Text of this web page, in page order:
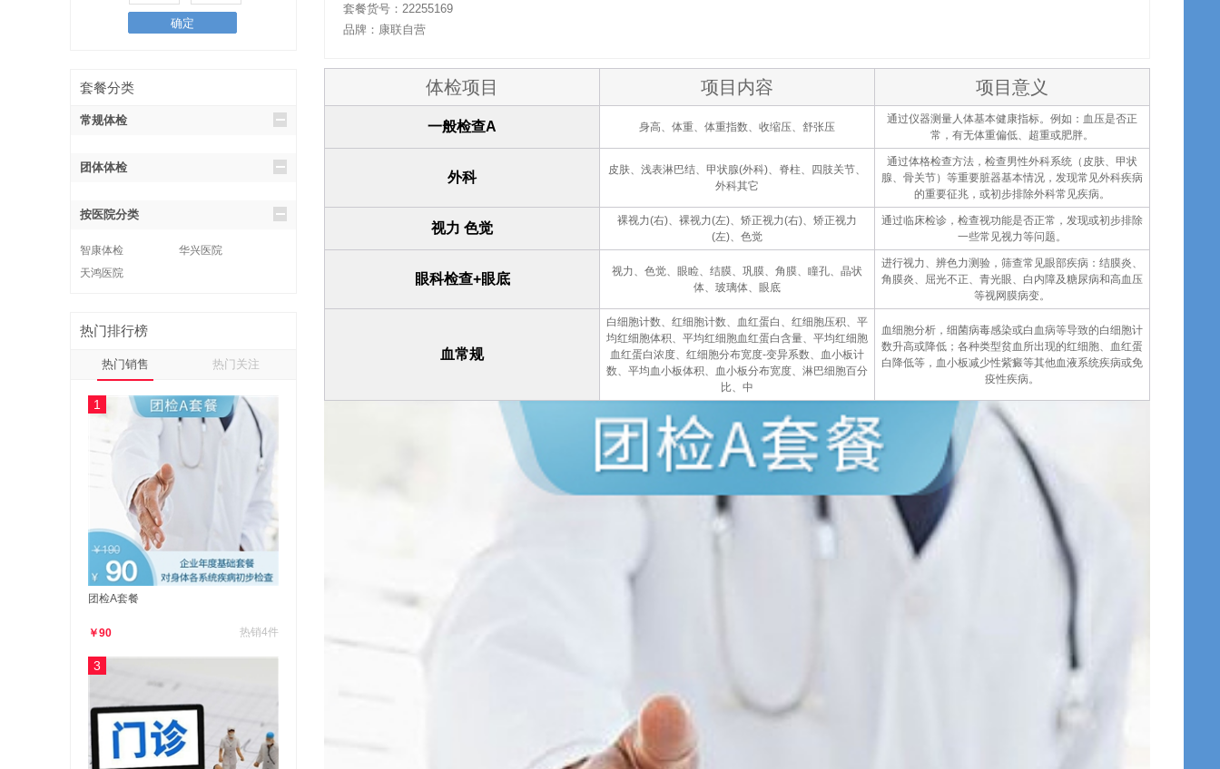
套餐货号：22255169
品牌：康联自营
体检项目 项目内容 项目意义
一般检查A 身高、体重、体重指数、收缩压、舒张压
通过仪器测量人体基本健康指标。例如：血压是否正
常，有无体重偏低、超重或肥胖。
外科
皮肤、浅表淋巴结、甲状腺(外科)、脊柱、四肢关节、
外科其它
通过体格检查方法，检查男性外科系统（皮肤、甲状
腺、骨关节）等重要脏器基本情况，发现常见外科疾病
的重要征兆，或初步排除外科常见疾病。
视力 色觉
裸视力(右)、裸视力(左)、矫正视力(右)、矫正视力
(左)、色觉
通过临床检诊，检查视功能是否正常，发现或初步排除
一些常见视力等问题。
眼科检查+眼底
视力、色觉、眼睑、结膜、巩膜、角膜、瞳孔、晶状
体、玻璃体、眼底
进行视力、辨色力测验，筛查常见眼部疾病：结膜炎、
角膜炎、屈光不正、青光眼、白内障及糖尿病和高血压
等视网膜病变。
血常规
白细胞计数、红细胞计数、血红蛋白、红细胞压积、平
均红细胞体积、平均红细胞血红蛋白含量、平均红细胞
血红蛋白浓度、红细胞分布宽度-变异系数、血小板计
数、平均血小板体积、血小板分布宽度、淋巴细胞百分
比、中
血细胞分析，细菌病毒感染或白血病等导致的白细胞计
数升高或降低；各种类型贫血所出现的红细胞、血红蛋
白降低等，血小板减少性紫癜等其他血液系统疾病或免
疫性疾病。
套餐分类
常规体检
团体体检
按医院分类
智康体检
华兴医院
天鸿医院
热门排行榜
热门销售 热门关注
1
团检A套餐
热销4件
￥90
3